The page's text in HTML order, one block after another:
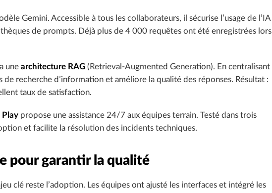
Gemini. Accessible à tous les collaborateurs, il sécurise l’usage de l’IA
de prompts. Déjà plus de 4 000 requêtes ont été enregistrées lors
une architecture RAG (Retrieval-Augmented Generation). En centralisant
recherche d’information et améliore la qualité des réponses. Résultat :
taux de satisfaction.
Play propose une assistance 24/7 aux équipes terrain. Testé dans trois
et facilite la résolution des incidents techniques.
pour garantir la qualité
clé reste l’adoption. Les équipes ont ajusté les interfaces et intégré les